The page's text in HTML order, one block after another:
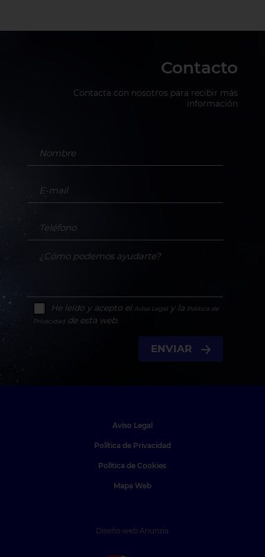
Contacto
Contacta con nosotros para recibir más
información
He leído y acepto el Aviso Legaly la Política de
Privacidadde esta web.
ENVIAR
Aviso Legal
Política de Privacidad
Política de Cookies
Mapa Web
Diseño web Anunzia